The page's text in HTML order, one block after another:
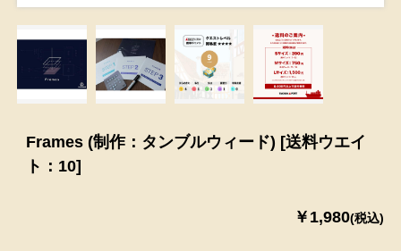
Frames (制作：タンブルウィード) [送料ウエイ
ト：10]
￥1,980(税込)